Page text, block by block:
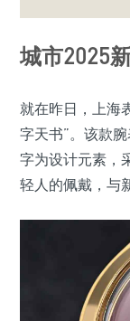
城市2025
就在昨日，上海
字天书”。该款
字为设计元素，
轻人的佩戴，与